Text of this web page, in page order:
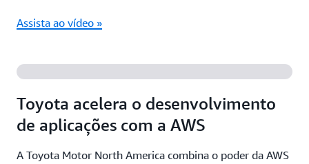
Assista ao vídeo »
Toyota acelera o desenvolvimento
de aplicações com a AWS
A Toyota Motor North America combina o poder da AWS